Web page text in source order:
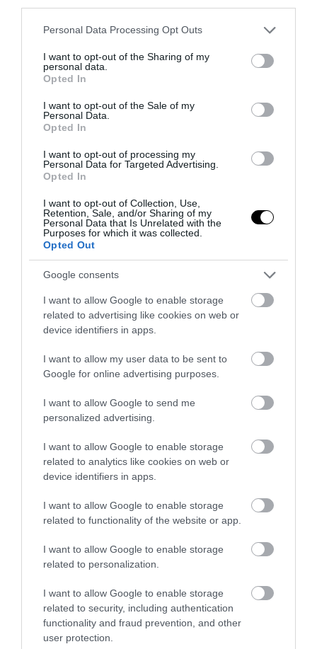
Please note that this website/app uses one or more Google
not limited to your visit or usage behaviour. You may click to
grant or deny consent to Google and its third-party tags to
use your data for below specified purposes in below Google
consent section.
Personal Data Processing Opt Outs
I want to opt-out of the Sharing of my
personal data.
Opted In
I want to opt-out of the Sale of my
Personal Data.
Opted In
I want to opt-out of processing my
Personal Data for Targeted Advertising.
Opted In
I want to opt-out of Collection, Use,
Retention, Sale, and/or Sharing of my
Personal Data that Is Unrelated with the
Purposes for which it was collected.
Opted Out
Google consents
I want to allow Google to enable storage
related to advertising like cookies on web or
device identifiers in apps.
I want to allow my user data to be sent to
Google for online advertising purposes.
I want to allow Google to send me
personalized advertising.
I want to allow Google to enable storage
related to analytics like cookies on web or
device identifiers in apps.
I want to allow Google to enable storage
related to functionality of the website or app.
I want to allow Google to enable storage
related to personalization.
I want to allow Google to enable storage
related to security, including authentication
functionality and fraud prevention, and other
user protection.
PRONEWS.GR /
Κρήτη: Ο πρώην σύντροφος της
43χρονης της οποίας τα ίχνη
αγνοούνται εντοπίστηκε νεκρός!
(upd)
PRONEWS.GR /ΕΣΩΤΕΡΙΚΗ ΑΣΦΑΛΕΙΑ
Πρώην σύντροφος Κ.Γρίβα για νύχτα
δολοφονίας: «Πήδηξε πάνω της και
συνέχισε να τη μαχαιρώνει, είδα ένα
πίδακα αίμα»
16.07.2025 | 11:59